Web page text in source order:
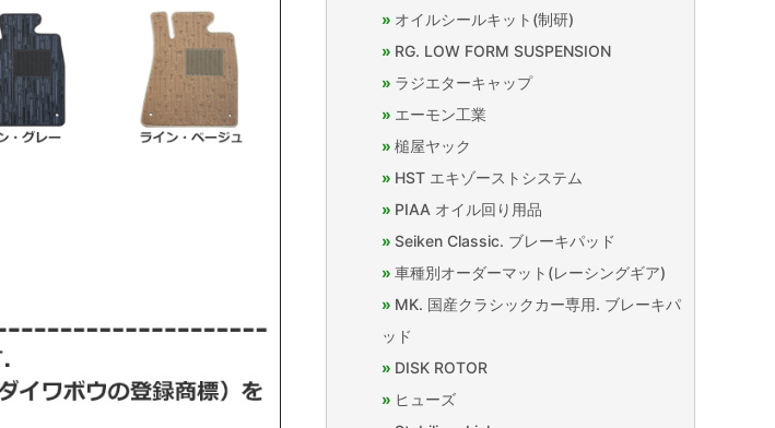
オイルシールキット(制研)
RG. LOW FORM SUSPENSION
ラジエターキャップ
エーモン工業
槌屋ヤック
HST エキゾーストシステム
PIAA オイル回り用品
Seiken Classic. ブレーキパッド
車種別オーダーマット(レーシングギア)
MK. 国産クラシックカー専用. ブレーキパ
ッド
DISK ROTOR
ヒューズ